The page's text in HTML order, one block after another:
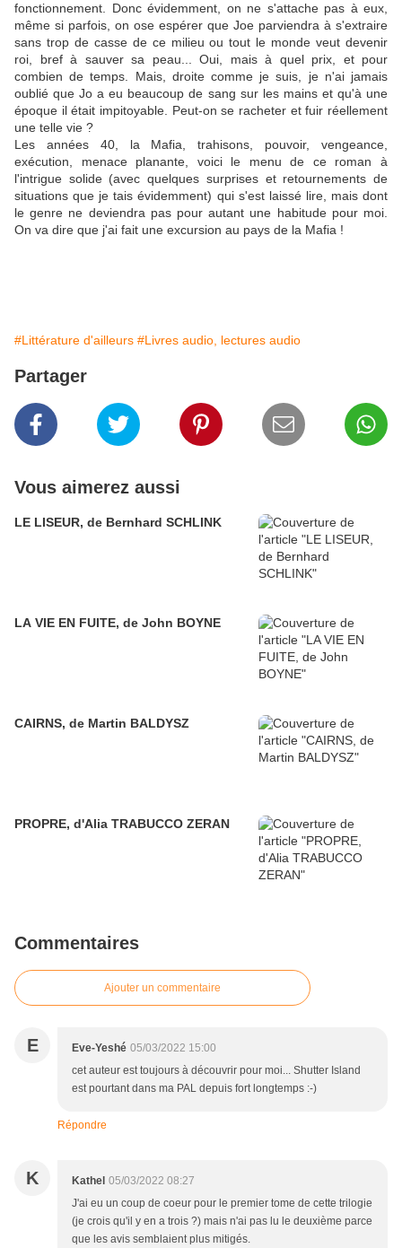
fonctionnement. Donc évidemment, on ne s'attache pas à eux,
même si parfois, on ose espérer que Joe parviendra à s'extraire
sans trop de casse de ce milieu ou tout le monde veut devenir
roi, bref à sauver sa peau... Oui, mais à quel prix, et pour
combien de temps. Mais, droite comme je suis, je n'ai jamais
oublié que Jo a eu beaucoup de sang sur les mains et qu'à une
époque il était impitoyable. Peut-on se racheter et fuir réellement
une telle vie ?
Les années 40, la Mafia, trahisons, pouvoir, vengeance,
exécution, menace planante, voici le menu de ce roman à
l'intrigue solide (avec quelques surprises et retournements de
situations que je tais évidemment) qui s'est laissé lire, mais dont
le genre ne deviendra pas pour autant une habitude pour moi.
On va dire que j'ai fait une excursion au pays de la Mafia !
#Littérature d'ailleurs #Livres audio, lectures audio
Partager
Vous aimerez aussi
LE LISEUR, de Bernhard SCHLINK
LA VIE EN FUITE, de John BOYNE
CAIRNS, de Martin BALDYSZ
PROPRE, d'Alia TRABUCCO ZERAN
Commentaires
Ajouter un commentaire
E Eve-Yeshé 05/03/2022 15:00
cet auteur est toujours à découvrir pour moi... Shutter Island
est pourtant dans ma PAL depuis fort longtemps :-)
Répondre
K Kathel 05/03/2022 08:27
J'ai eu un coup de coeur pour le premier tome de cette trilogie
(je crois qu'il y en a trois ?) mais n'ai pas lu le deuxième parce
que les avis semblaient plus mitigés.